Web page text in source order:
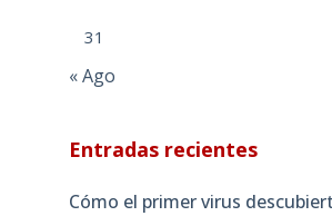
31
« Ago
Entradas recientes
Cómo el primer virus